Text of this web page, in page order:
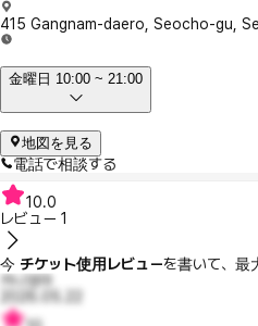
415 Gangnam-daero, Seocho-gu,
金曜日 10:00 ~ 21:00
地図を見る
電話で相談する
10.0
レビュー 1
今 チケット使用レビューを書いて、最
카니엄마
2026.05.22